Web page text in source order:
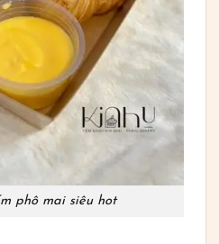
phô mai siêu hot